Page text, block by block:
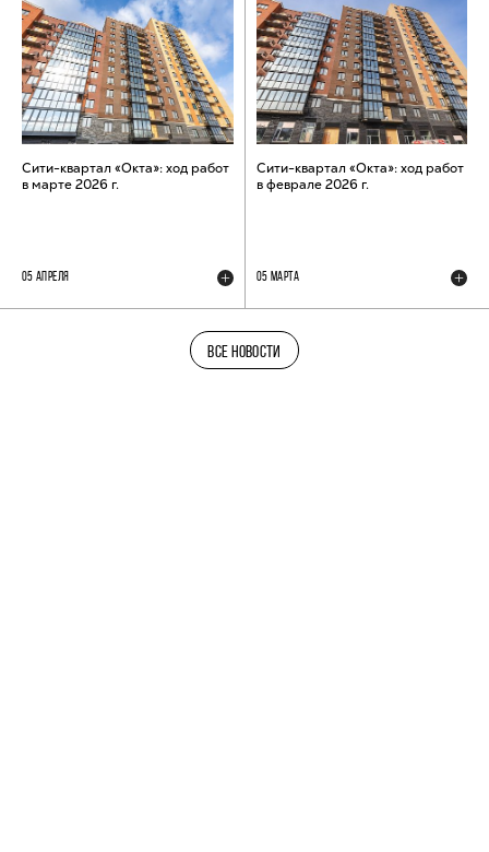
Сити-квартал «Окта»: ход работ
в марте 2026 г.
05 АПРЕЛЯ
Сити-квартал «Окта»: ход работ
в феврале 2026 г.
05 МАРТА
ВСЕ НОВОСТИ